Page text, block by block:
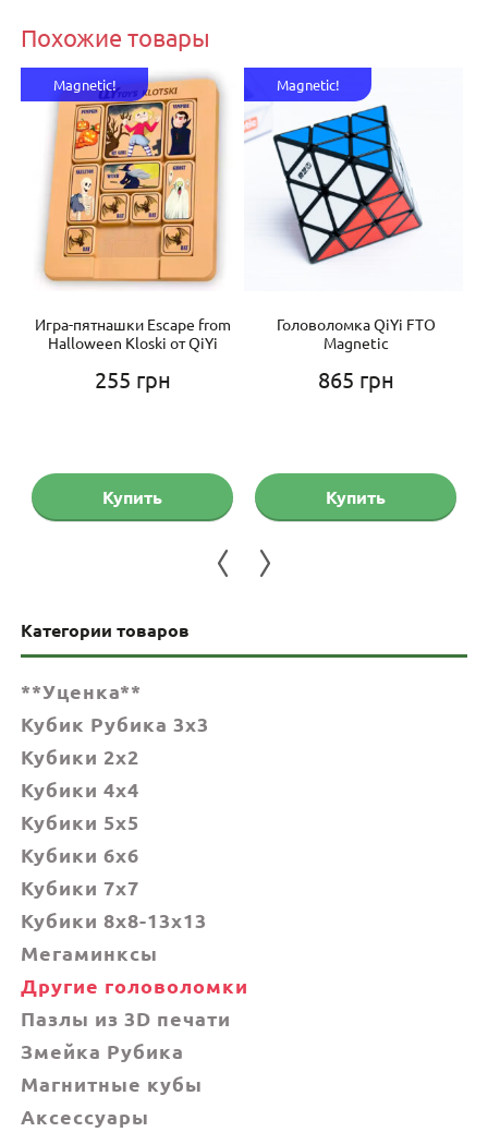
Похожие товары
Игра-пятнашки Escape from
Halloween Kloski от QiYi
255 грн
Magnetic!
Купить
Головоломка QiYi FTO
Magnetic
865 грн
Magnetic!
Купить
Категории товаров
**Уценка**
Кубик Рубика 3x3
Кубики 2x2
Кубики 4x4
Кубики 5x5
Кубики 6х6
Кубики 7х7
Кубики 8x8-13x13
Мегаминксы
Другие головоломки
Пазлы из 3D печати
Змейка Рубика
Магнитные кубы
Аксессуары